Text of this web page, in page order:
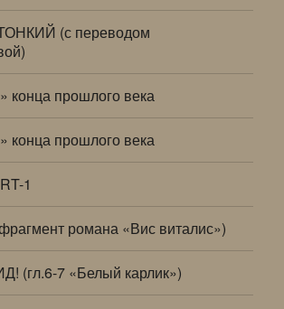
(с переводом
прошлого века
прошлого века
1
романа «Вис виталис»)
(гл.6-7 «Белый карлик»)